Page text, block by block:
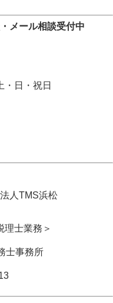
メール相談受付中
・日・祝日
人TMS浜松
士業務＞
士事務所